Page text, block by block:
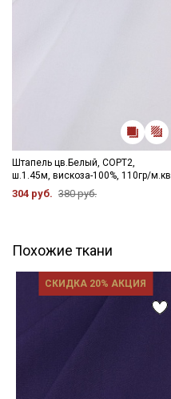
Штапель цв.Белый, СОРТ2,
ш.1.45м, вискоза-100%, 110гр/м.кв
304 руб. 380 руб.
Похожие ткани
СКИДКА 20% АКЦИЯ